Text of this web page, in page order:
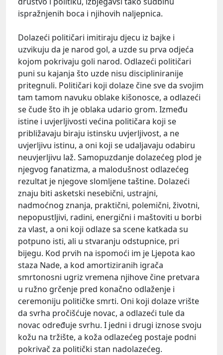
ispražnjenih boca i njihovih naljepnica.
Dolazeći političari imitiraju djecu iz bajke i
uzvikuju da je narod gol, a uzde su prva odjeća
kojom pokrivaju goli narod. Odlazeći političari
puni su kajanja što uzde nisu discipliniranije
pritegnuli. Političari koji dolaze čine sve da svojim
tam tamom navuku oblake kišonosce, a odlazeći
se čude što ih je oblaka udario grom. Između
istine i uvjerljivosti većina političara koji se
približavaju biraju istinsku uvjerljivost, a ne
uvjerljivu istinu, a oni koji se udaljavaju odabiru
neuvjerljivu laž. Samopuzdanje dolazećeg plod je
njegvog fanatizma, a malodušnost odlazećeg
rezultat je njegove slomljene taštine. Dolazeći
znaju biti asketski nesebični, ustrajni,
nadmoćnog znanja, praktični, polemični, životni,
nepopustljivi, radini, energični i maštoviti u borbi
za vlast, a oni koji odlaze sa scene katkada su
potpuno isti, ali u stvaranju odstupnice, pri
bijegu. Kod prvih na ispomoći im je Ljepota kao
staza Nade, a kod amortiziranih igrača
smrtonosni ugriz vremena njihove čine pretvara
u ružno grčenje pred konačno odlaženje i
ceremoniju političke smrti. Oni koji dolaze vrište
da svrha pročišćuje novac, a odlazeći tule da
novac određuje svrhu. I jedni i drugi iznose svoju
kožu na tržište, a koža odlazećeg postaje podni
pokrivač za politički stan nadolazećeg.